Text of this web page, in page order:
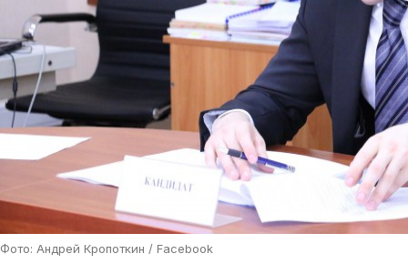
Фото: Андрей Кропоткин / Facebook